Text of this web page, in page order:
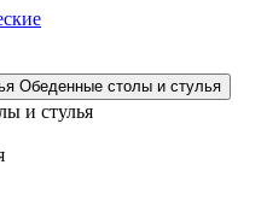
Обеденные столы и стулья